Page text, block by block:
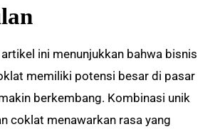
ini menunjukkan bahwa bisnis
memiliki potensi besar di pasar
berkembang. Kombinasi unik
coklat menawarkan rasa yang